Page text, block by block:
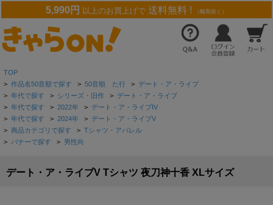
5,990円 以上のお買上げで 送料無料 ! （離島除く）
TOP
> 作品名50音順で探す > 50音順 た行 > デート・ア・ライブ
> 年代で探す > シリーズ・旧作 > デート・ア・ライブ
> 年代で探す > 2022年 > デート・ア・ライブIV
> 年代で探す > 2024年 > デート・ア・ライブV
> 商品カテゴリで探す > Tシャツ・アパレル
> バナーで探す > 男性向
デート・ア・ライブV Tシャツ 夜刀神十香 XLサイズ